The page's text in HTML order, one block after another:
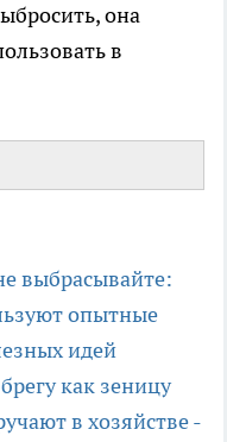
она
в
выбрасывайте:
опытные
идей
как зеницу
в хозяйстве -